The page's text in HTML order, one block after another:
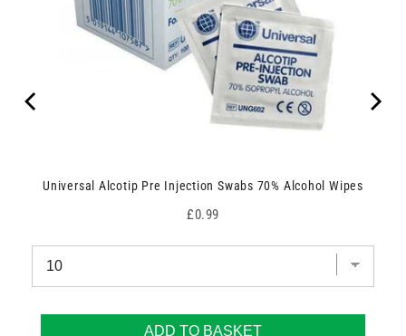
Universal Alcotip Pre Injection Swabs 70% Alcohol Wipes
Price
£0.99
ADD TO BASKET